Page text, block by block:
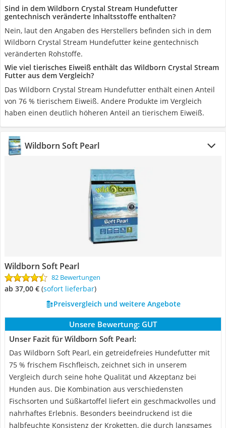
Sind in dem Wildborn Crystal Stream Hundefutter
gentechnisch veränderte Inhaltsstoffe enthalten?
Nein, laut den Angaben des Herstellers befinden sich in dem
Wildborn Crystal Stream Hundefutter keine gentechnisch
veränderten Rohstoffe.
Wie viel tierisches Eiweiß enthält das Wildborn Crystal Stream
Futter aus dem Vergleich?
Das Wildborn Crystal Stream Hundefutter enthält einen Anteil
von 76 % tierischem Eiweiß. Andere Produkte im Vergleich
haben einen deutlich höheren Anteil an tierischem Eiweiß.
Wildborn Soft Pearl
Wildborn Soft Pearl
82 Bewertungen
ab 37,00 € ( Sofort lieferbar)
Preisvergleich und weitere Angebote
Unsere Bewertung: GUT
Unser Fazit für Wildborn Soft Pearl:
Das Wildborn Soft Pearl, ein getreidefreies Hundefutter mit
75 % frischem Fischfleisch, zeichnet sich in unserem
Vergleich durch seine hohe Qualität und Akzeptanz bei
Hunden aus. Die Kombination aus verschiedensten
Fischsorten und Süßkartoffel liefert ein geschmackvolles und
nahrhaftes Erlebnis. Besonders beeindruckend ist die
halbfeuchte Konsistenz der Kroketten, die durch langsames